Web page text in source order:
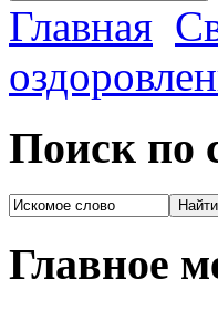
Главная
Поиск по
Главное